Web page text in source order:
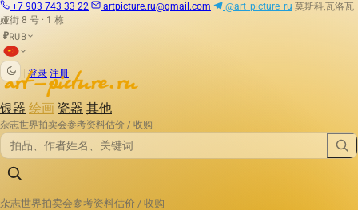
+7 903 743 33 22 artpicture.ru@gmail.com @art_picture_ru 莫斯科,瓦洛瓦
娅街 8 号 · 1 栋
₽RUB
登录 注册
银器 绘画 瓷器 其他
杂志世界拍卖会参考资料估价 / 收购
杂志世界拍卖会参考资料估价 / 收购